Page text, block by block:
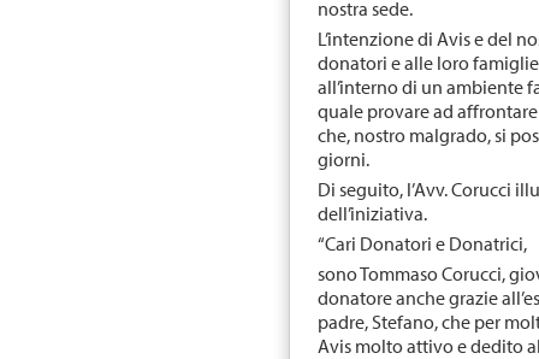
nostra sede.
L’intenzione di Avis e del
donatori e alle loro
all’interno di un ambiente
quale provare ad
che, nostro malgrado, si
giorni.
Di seguito, l’Avv. Corucci
dell’iniziativa.
“Cari Donatori e Donatrici,
sono Tommaso Corucci,
donatore anche grazie
padre, Stefano, che per
Avis molto attivo e dedito